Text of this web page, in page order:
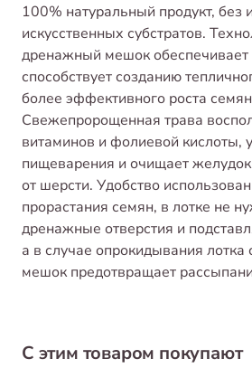
100% натуральный продукт, без
искусственных субстратов.
дренажный мешок
способствует созданию
более эффективного роста
Свежепророщенная трава
витаминов и фолиевой кислоты,
пищеварения и очищает
от шерсти. Удобство
прорастания семян, в лотке не
дренажные отверстия и
а в случае опрокидывания лотка
мешок предотвращает
С этим товаром покупают